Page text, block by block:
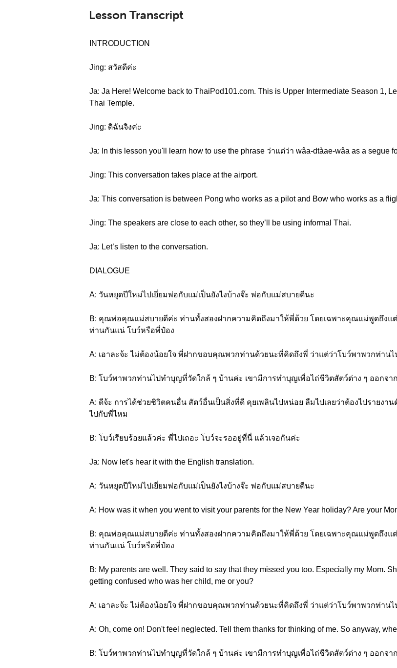
Lesson Transcript
INTRODUCTION
Jing: สวัสดีค่ะ
Ja: Ja Here! Welcome back to ThaiPod101.com. This is Upper Intermediate Season 1,
Thai Temple.
Jing: ดิฉันจิงค่ะ
Ja: In this lesson you'll learn how to use the phrase ว่าแต่ว่า wâa-dtàae-wâa as a segue
Jing: This conversation takes place at the airport.
Ja: This conversation is between Pong who works as a pilot and Bow who works as a
Jing: The speakers are close to each other, so they’ll be using informal Thai.
Ja: Let’s listen to the conversation.
DIALOGUE
A: วันหยุดปีใหม่ไปเยี่ยมพ่อกับแม่เป็นยังไงบ้างจ๊ะ พ่อกับแม่สบายดีนะ
B: คุณพ่อคุณแม่สบายดีค่ะ ท่านทั้งสองฝากความคิดถึงมาให้พี่ด้วย โดยเฉพาะคุณแม่พูดถึงแต่
ท่านกันแน่ โบว์หรือพี่ป๋อง
A: เอาละจ้ะ ไม่ต้องน้อยใจ พี่ฝากขอบคุณพวกท่านด้วยนะที่คิดถึงพี่ ว่าแต่ว่าโบว์พาพวกท่านไ
B: โบว์พาพวกท่านไปทำบุญที่วัดใกล้ ๆ บ้านค่ะ เขามีการทำบุญเพื่อไถ่ชีวิตสัตว์ต่าง ๆ ออกจ
A: ดีจ้ะ การได้ช่วยชิวิตคนอื่น สัตว์อื่นเป็นสิ่งที่ดี คุยเพลินไปหน่อย ลืมไปเลยว่าต้องไปรายงา
ไปกับพี่ไหม
B: โบว์เรียบร้อยแล้วค่ะ พี่ไปเถอะ โบว์จะรออยู่ที่นี่ แล้วเจอกันค่ะ
Ja: Now let's hear it with the English translation.
A: วันหยุดปีใหม่ไปเยี่ยมพ่อกับแม่เป็นยังไงบ้างจ๊ะ พ่อกับแม่สบายดีนะ
A: How was it when you went to visit your parents for the New Year holiday? Are your
B: คุณพ่อคุณแม่สบายดีค่ะ ท่านทั้งสองฝากความคิดถึงมาให้พี่ด้วย โดยเฉพาะคุณแม่พูดถึงแต่
ท่านกันแน่ โบว์หรือพี่ป๋อง
B: My parents are well. They said to say that they missed you too. Especially my Mom.
getting confused who was her child, me or you?
A: เอาละจ้ะ ไม่ต้องน้อยใจ พี่ฝากขอบคุณพวกท่านด้วยนะที่คิดถึงพี่ ว่าแต่ว่าโบว์พาพวกท่านไ
A: Oh, come on! Don't feel neglected. Tell them thanks for thinking of me. So anyway,
B: โบว์พาพวกท่านไปทำบุญที่วัดใกล้ ๆ บ้านค่ะ เขามีการทำบุญเพื่อไถ่ชีวิตสัตว์ต่าง ๆ ออกจ